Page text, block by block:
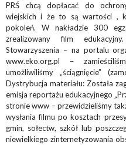
PRŚ chcą dopłacać do
wiejskich i że to są wartości ,
pokoleń. W nakładzie 300
zrealizowany film
Stowarzyszenia – na portalu
www.eko.org.pl –
umożliwiliśmy „ściągnięcie”
Dystrybucja materiału: Została
emisja reportażu edukacyjnego
stronie www – przewidzieliśmy
wysłania filmu po kosztach
gmin, sołectw, szkół lub
niewielkiego zinternetyzowania